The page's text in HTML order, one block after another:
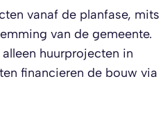
vanaf de planfase, mits
van de gemeente.
huurprojecten in
financieren de bouw via